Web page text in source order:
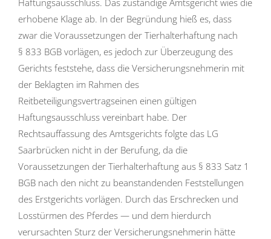
Haftungsausschluss. Das zuständige Amtsgericht wies die
erhobene Klage ab. In der Begründung hieß es, dass
zwar die Voraussetzungen der Tierhalterhaftung nach
§ 833 BGB vorlägen, es jedoch zur Überzeugung des
Gerichts feststehe, dass die Versicherungsnehmerin mit
der Beklagten im Rahmen des
Reitbeteiligungsvertragseinen einen gültigen
Haftungsausschluss vereinbart habe. Der
Rechtsauffassung des Amtsgerichts folgte das LG
Saarbrücken nicht in der Berufung, da die
Voraussetzungen der Tierhalterhaftung aus § 833 Satz 1
BGB nach den nicht zu beanstandenden Feststellungen
des Erstgerichts vorlägen. Durch das Erschrecken und
Losstürmen des Pferdes — und dem hierdurch
verursachten Sturz der Versicherungsnehmerin hätte